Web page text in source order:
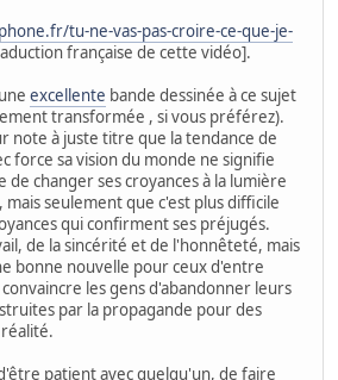
tu-ne-vas-pas-croire-ce-que-je-
française de cette vidéo].
excellente bande dessinée à ce sujet
transformée , si vous préférez).
note à juste titre que la tendance de
force sa vision du monde ne signifie
de changer ses croyances à la lumière
seulement que c'est plus difficile
qui confirment ses préjugés.
de la sincérité et de l'honnêteté, mais
bonne nouvelle pour ceux d'entre
les gens d'abandonner leurs
par la propagande pour des
patient avec quelqu'un, de faire